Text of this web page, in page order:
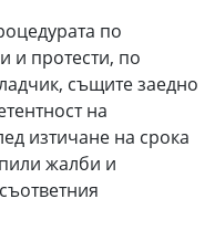
по
и протести, по
същите заедно
на
изтичане на срока
жалби и